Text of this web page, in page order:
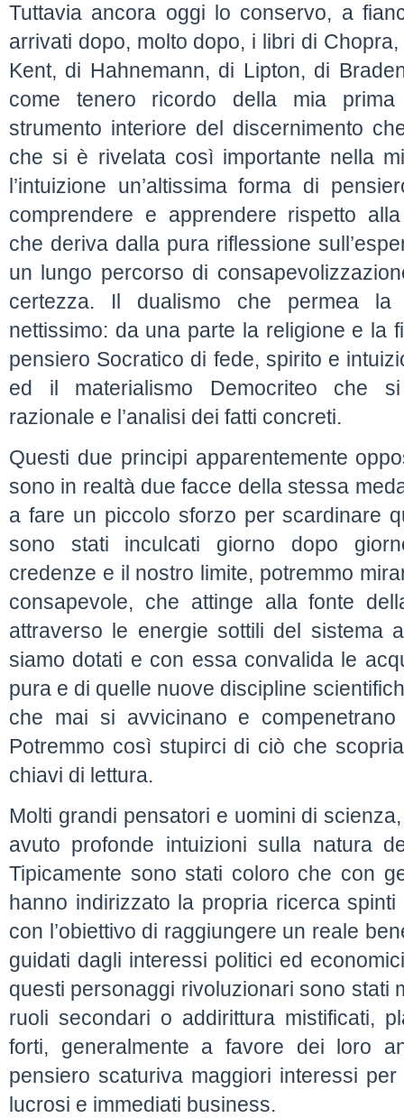
Tuttavia ancora oggi lo conservo, a
arrivati dopo, molto dopo, i libri di
Kent, di Hahnemann, di Lipton, di
come tenero ricordo della mia prima
strumento interiore del discernimento
che si è rivelata così importante nella
l’intuizione un’altissima forma di
comprendere e apprendere rispetto alla
che deriva dalla pura riflessione
un lungo percorso di
certezza. Il dualismo che permea
nettissimo: da una parte la religione e la
pensiero Socratico di fede, spirito e
ed il materialismo Democriteo che si
razionale e l’analisi dei fatti concreti.
Questi due principi apparentemente
sono in realtà due facce della stessa
a fare un piccolo sforzo per scardinare
sono stati inculcati giorno dopo
credenze e il nostro limite, potremmo
consapevole, che attinge alla fonte
attraverso le energie sottili del sistema
siamo dotati e con essa convalida le
pura e di quelle nuove discipline
che mai si avvicinano e
Potremmo così stupirci di ciò che
chiavi di lettura.
Molti grandi pensatori e uomini di
avuto profonde intuizioni sulla natura
Tipicamente sono stati coloro che con
hanno indirizzato la propria ricerca spinti
con l’obiettivo di raggiungere un reale
guidati dagli interessi politici ed
questi personaggi rivoluzionari sono stati
ruoli secondari o addirittura mistificati,
forti, generalmente a favore dei loro
pensiero scaturiva maggiori interessi
lucrosi e immediati business.